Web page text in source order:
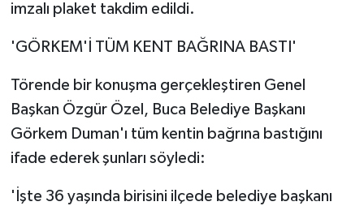
imzalı plaket takdim edildi.
'GÖRKEM'İ TÜM KENT BAĞRINA BASTI'
Törende bir konuşma gerçekleştiren Genel
Başkan Özgür Özel, Buca Belediye Başkanı
Görkem Duman'ı tüm kentin bağrına bastığını
ifade ederek şunları söyledi:
'İşte 36 yaşında birisini ilçede belediye başkanı